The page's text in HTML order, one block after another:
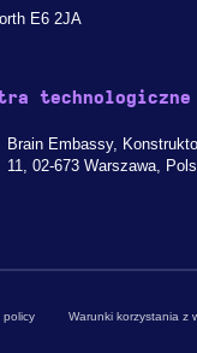
E6 2JA
technologiczne
Brain Embassy,
11, 02-673 Warszawa,
policy Warunki korzystania z